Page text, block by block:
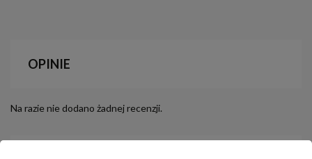
OPINIE
Na razie nie dodano żadnej recenzji.